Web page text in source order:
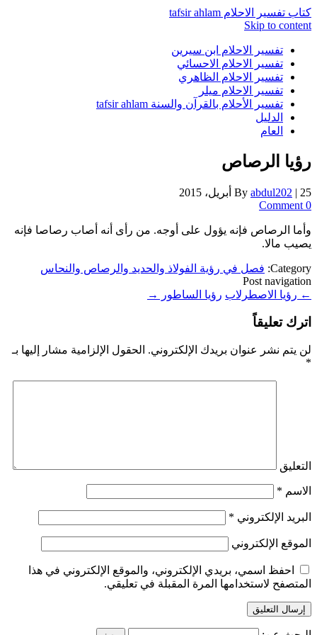
كتاب تفسير الاحلام tafsir ahlam
Skip to content
تفسير الاحلام ابن سيرين
تفسير الاحلام الاحسائي
تفسير الاحلام الظاهري
تفسير الاحلام ميلر
تفسير الأحلام بالقرآن والسنة tafsir ahlam
الدليل
العام
رؤيا الرصاص
By abdul202 | 25 أبريل، 2015
0 Comment
وأما الرصاص فإنه يؤول على أوجه. من رأى أنه أصاب رصاصا فإنه
يصيب مالا.
Category: فصل في رؤية الفولاذ والحديد والرصاص والنحاس
Post navigation
← رؤيا الاصطرلاب رؤيا الساطور →
اترك تعليقاً
لن يتم نشر عنوان بريدك الإلكتروني. الحقول الإلزامية مشار إليها بـ
*
التعليق
الاسم *
البريد الإلكتروني *
الموقع الإلكتروني
احفظ اسمي، بريدي الإلكتروني، والموقع الإلكتروني في هذا
المتصفح لاستخدامها المرة المقبلة في تعليقي.